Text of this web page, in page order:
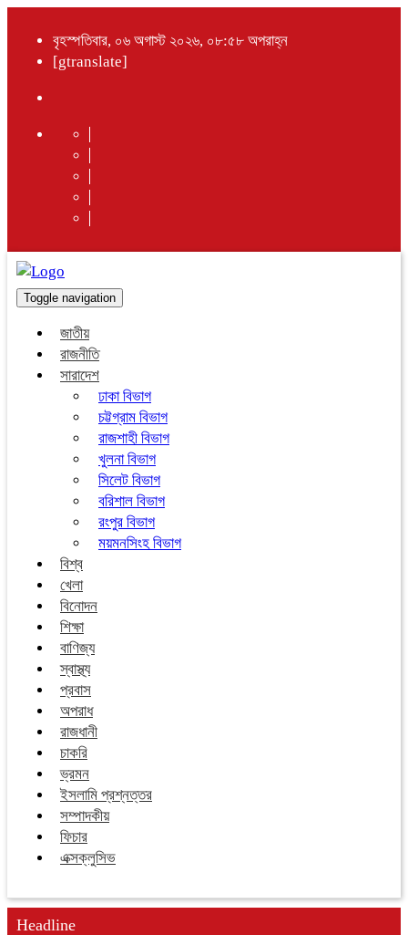
বৃহস্পতিবার, ০৬ অগাস্ট ২০২৬, ০৮:৫৮ অপরাহ্ন
[gtranslate]
Toggle navigation
জাতীয়
রাজনীতি
সারাদেশ
ঢাকা বিভাগ
চট্টগ্রাম বিভাগ
রাজশাহী বিভাগ
খুলনা বিভাগ
সিলেট বিভাগ
বরিশাল বিভাগ
রংপুর বিভাগ
ময়মনসিংহ বিভাগ
বিশ্ব
খেলা
বিনোদন
শিক্ষা
বাণিজ্য
স্বাস্থ্য
প্রবাস
অপরাধ
রাজধানী
চাকরি
ভ্রমন
ইসলামি প্রশ্নত্তর
সম্পাদকীয়
ফিচার
এক্সক্লুসিভ
Headline